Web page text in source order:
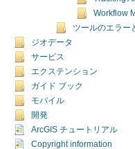
Workflow
ツールのエラー
ジオデータ
サービス
エクステンション
ガイド ブック
モバイル
開発
ArcGIS チュートリアル
Copyright information